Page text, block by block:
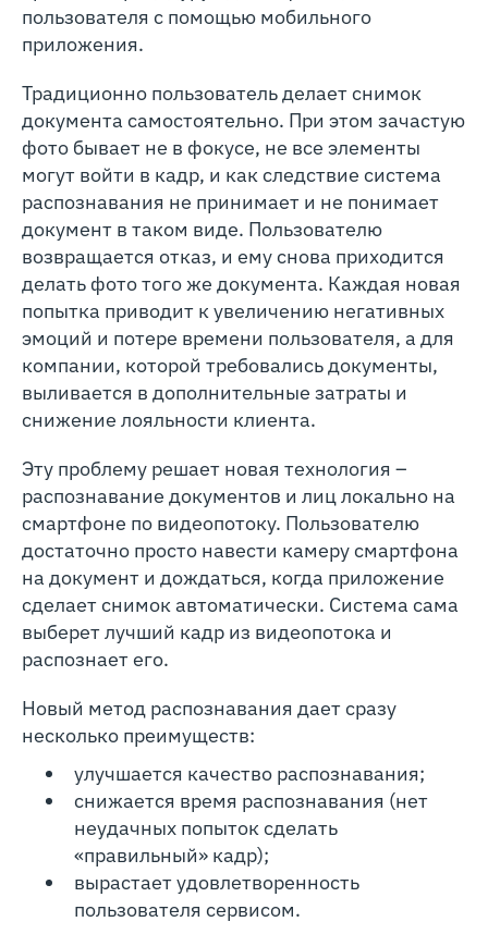
пользователя с помощью мобильного
приложения.
Традиционно пользователь делает снимок
документа самостоятельно. При этом зачастую
фото бывает не в фокусе, не все элементы
могут войти в кадр, и как следствие система
распознавания не принимает и не понимает
документ в таком виде. Пользователю
возвращается отказ, и ему снова приходится
делать фото того же документа. Каждая новая
попытка приводит к увеличению негативных
эмоций и потере времени пользователя, а для
компании, которой требовались документы,
выливается в дополнительные затраты и
снижение лояльности клиента.
Эту проблему решает новая технология –
распознавание документов и лиц локально на
смартфоне по видеопотоку. Пользователю
достаточно просто навести камеру смартфона
на документ и дождаться, когда приложение
сделает снимок автоматически. Система сама
выберет лучший кадр из видеопотока и
распознает его.
Новый метод распознавания дает сразу
несколько преимуществ:
улучшается качество распознавания;
снижается время распознавания (нет
неудачных попыток сделать
«правильный» кадр);
вырастает удовлетворенность
пользователя сервисом.